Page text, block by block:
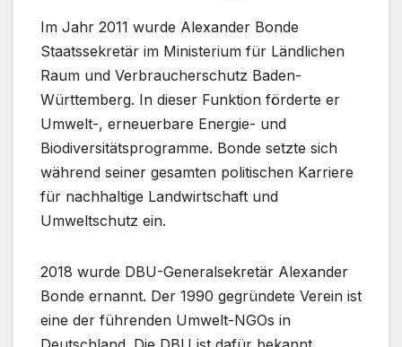
Im Jahr 2011 wurde Alexander Bonde
Staatssekretär im Ministerium für Ländlichen
Raum und Verbraucherschutz Baden-
Württemberg. In dieser Funktion förderte er
Umwelt-, erneuerbare Energie- und
Biodiversitätsprogramme. Bonde setzte sich
während seiner gesamten politischen Karriere
für nachhaltige Landwirtschaft und
Umweltschutz ein.
2018 wurde DBU-Generalsekretär Alexander
Bonde ernannt. Der 1990 gegründete Verein ist
eine der führenden Umwelt-NGOs in